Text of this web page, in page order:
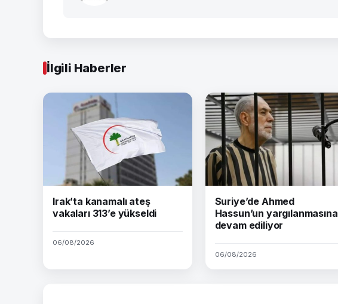
İlgili Haberler
Irak’ta kanamalı ateş
vakaları 313’e yükseldi
06/08/2026
Suriye’de Ahmed
Hassun’un yargılanmasına
devam ediliyor
06/08/2026